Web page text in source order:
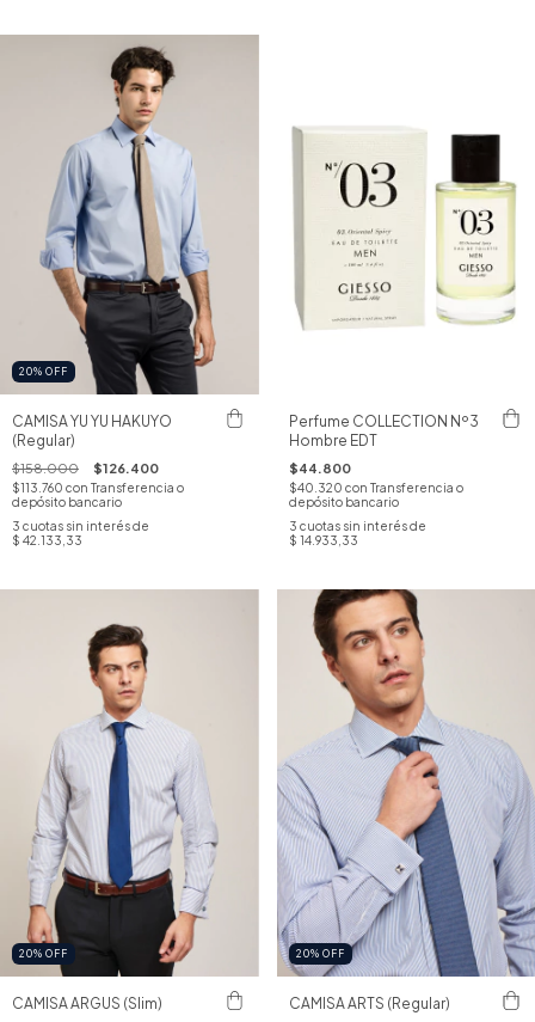
20% OFF
CAMISA YU YU HAKUYO
(Regular)
$158.000 $126.400
$113.760 con Transferencia o
depósito bancario
3 cuotas sin interés de
$ 42.133,33
Perfume COLLECTION Nº3
Hombre EDT
$44.800
$40.320 con Transferencia o
depósito bancario
3 cuotas sin interés de
$ 14.933,33
20% OFF
CAMISA ARGUS (Slim)
20% OFF
CAMISA ARTS (Regular)